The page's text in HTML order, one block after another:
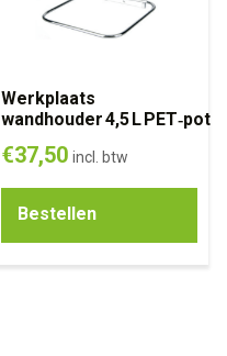
Werkplaats
wandhouder 4,5 L PET‑pot
€37,50 incl. btw
Bestellen